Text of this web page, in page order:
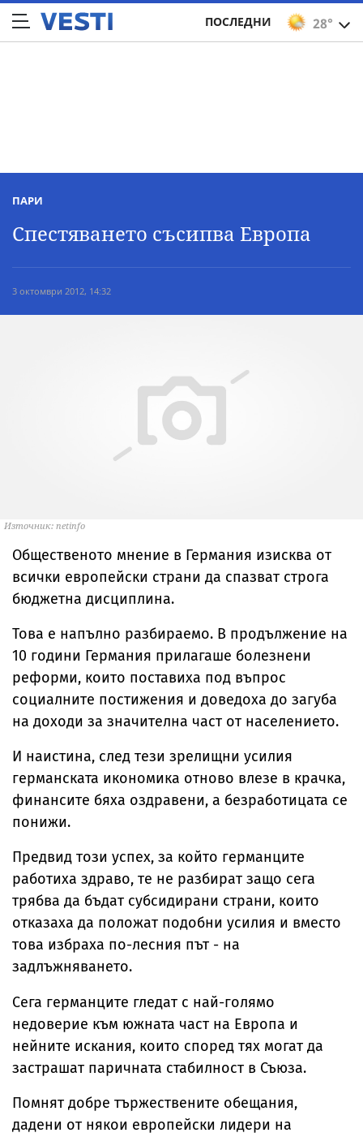
28°
ПОСЛЕДНИ
ПАРИ
Спестяването съсипва Европа
3 октомври 2012, 14:32
Източник: netinfo
Общественото мнение в Германия изисква от
всички европейски страни да спазват строга
бюджетна дисциплина.
Това е напълно разбираемо. В продължение на
10 години Германия прилагаше болезнени
реформи, които поставиха под въпрос
социалните постижения и доведоха до загуба
на доходи за значителна част от населението.
И наистина, след тези зрелищни усилия
германската икономика отново влезе в крачка,
финансите бяха оздравени, а безработицата се
понижи.
Предвид този успех, за който германците
работиха здраво, те не разбират защо сега
трябва да бъдат субсидирани страни, които
отказаха да положат подобни усилия и вместо
това избраха по-лесния път - на
задлъжняването.
Сега германците гледат с най-голямо
недоверие към южната част на Европа и
нейните искания, които според тях могат да
застрашат паричната стабилност в Съюза.
Помнят добре тържествените обещания,
дадени от някои европейски лидери на